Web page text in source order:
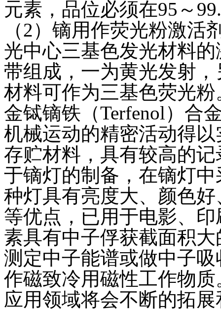
元素，品位必须在95～
（2）镝用作荧光粉激
光中心三基色发光材料
带组成，一为黄光发射
材料可作为三基色荧光
金铽镝铁（Terfenol）合
机械运动的精密活动得
存贮材料，具有较高的
于镝灯的制备，在镝灯
种灯具有亮度大、颜色
等优点，已用于电影、
素具有中子俘获截面积
测定中子能谱或做中子
作磁致冷用磁性工作物
应用领域将会不断的拓